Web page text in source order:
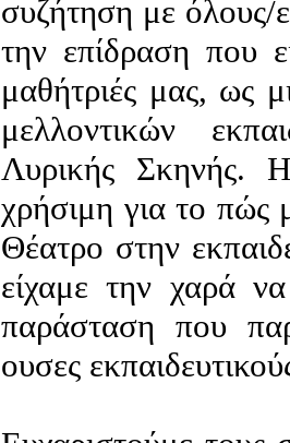
συζήτηση με όλους/
την επίδραση που
μαθήτριές μας, ως
μελλοντικών
Λυρικής Σκηνής.
χρήσιμη για το πώς
Θέατρο στην
είχαμε την χαρά
παράσταση που
ουσες